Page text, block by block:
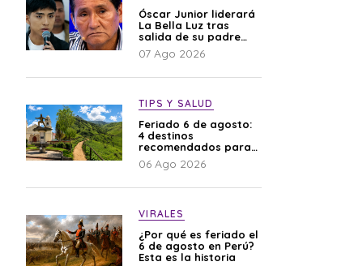
Óscar Junior liderará
La Bella Luz tras
salida de su padre
por polémica con
Naldy Saldaña
07 Ago 2026
TIPS Y SALUD
Feriado 6 de agosto:
4 destinos
recomendados para
disfrutar el descanso
06 Ago 2026
VIRALES
¿Por qué es feriado el
6 de agosto en Perú?
Esta es la historia